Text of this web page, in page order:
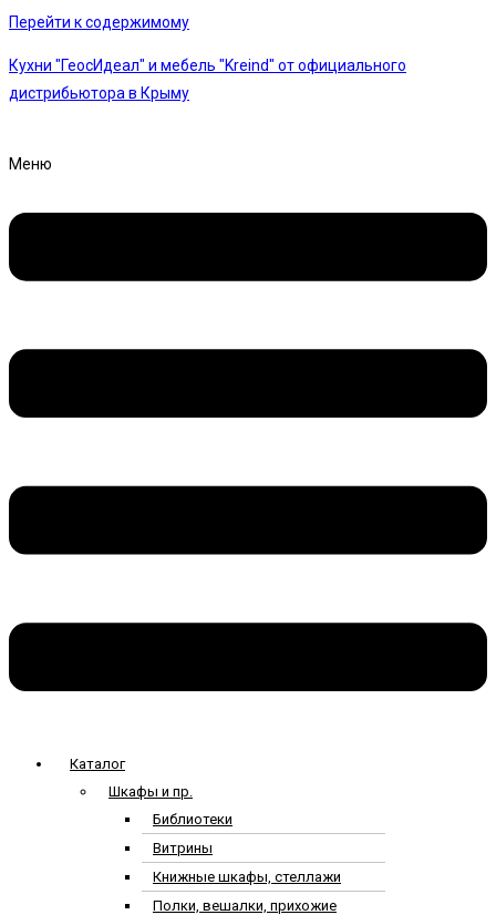
Перейти к содержимому
Кухни "ГеосИдеал" и мебель "Kreind" от официального
дистрибьютора в Крыму
Меню
Каталог
Шкафы и пр.
Библиотеки
Витрины
Книжные шкафы, стеллажи
Полки, вешалки, прихожие